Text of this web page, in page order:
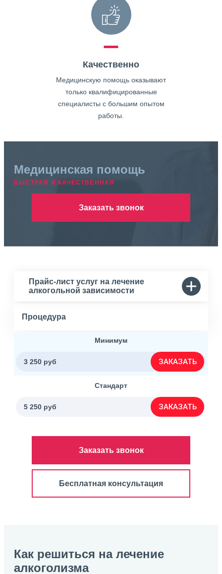
Качественно
Медицинскую помощь оказывают
только квалифицированные
специалисты с большим опытом
работы.
Медицинская помощь
БЫСТРАЯ И КАЧЕСТВЕННАЯ
Заказать звонок
Прайс-лист услуг на лечение
алкогольной зависимости
Процедура
Минимум
3 250 руб ЗАКАЗАТЬ
Стандарт
5 250 руб ЗАКАЗАТЬ
Заказать звонок
Бесплатная консультация
Как решиться на лечение
алкоголизма